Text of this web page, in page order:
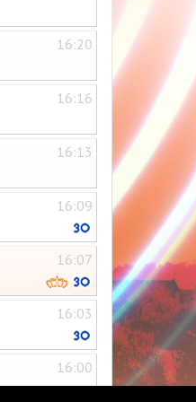
16:20
16:16
16:13
16:09
16:07
16:03
16:00